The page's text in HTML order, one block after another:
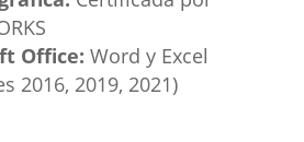
Office: Word y Excel
2016, 2019, 2021)